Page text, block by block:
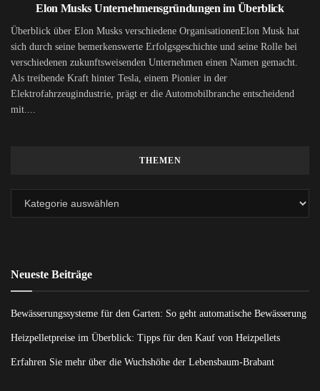
Elon Musks Unternehmensgründungen im Überblick
Überblick über Elon Musks verschiedene OrganisationenElon Musk hat
sich durch seine bemerkenswerte Erfolgsgeschichte und seine Rolle bei
verschiedenen zukunftsweisenden Unternehmen einen Namen gemacht.
Als treibende Kraft hinter Tesla, einem Pionier in der
Elektrofahrzeugindustrie, prägt er die Automobilbranche entscheidend
mit....
THEMEN
Neueste Beiträge
Bewässerungssysteme für den Garten: So geht automatische Bewässerung
Heizpelletpreise im Überblick: Tipps für den Kauf von Heizpellets
Erfahren Sie mehr über die Wuchshöhe der Lebensbaum-Brabant